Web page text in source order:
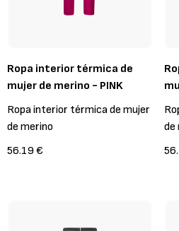
Ropa interior térmica de
mujer de merino - PINK
Ropa interior térmica de mujer
de merino
56.19 €
de